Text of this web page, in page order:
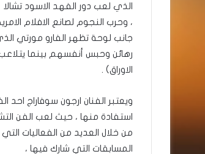
الذي لعب دور الفهد الاسود
، وحرب النجوم لصانع الافلام
جانب لوحة تظهر الفارو مورتي
رهائن وحبس أنفسهم بينما
الاوراق) .
ويعتبر الفنان ارجون سوفاراج
استفادة منها ، حيث لعب الفن
من خلال العديد من الفعاليات
المسابقات التي شارك فيها ،